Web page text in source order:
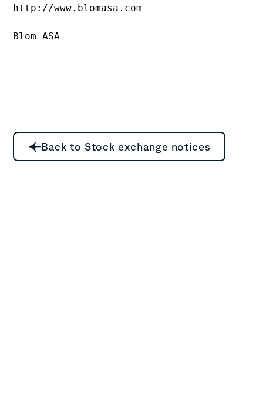
http://www.blomasa.com
Back to Stock exchange notices